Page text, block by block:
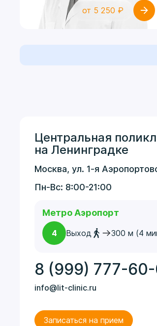
от 5 250 ₽
Центральная
на Ленинградке
Москва, ул. 1-я
Пн-Вс: 8:00-21:00
Метро Аэропорт
4 Выход 300 м (4
8 (999) 777-60-
info@lit-clinic.ru
Записаться на прием